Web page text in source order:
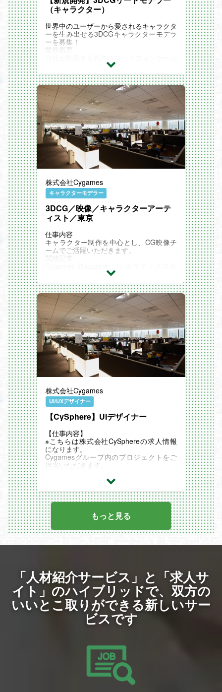
（キャラクター）
世界中のユーザーから愛されるキャラクタ
ーを生み出せる3DCGキャラクターモデラ
ーを募集！
業務概要
の3Dモデラーとして、キャラクターを中
心にモデリングや仕様決め、また、今回は
キャラクターモデルのクオリティ管理、外
部ラインの管理、および仕様策定・制作進
行管理などディレクション業務もお任せ致
します。
＜具体的な業務内容＞
外注・パートナー企業管理（メイン業務）
外部制作会社への発注、窓口対応、スケジ
ュール管理
納品された3Dモデルデータのクオリティ
チェック・フィードバック
3Dキャラクターモデルのディレクショ
キャラクターモデルの基礎設計（ポリゴン
数 / スケルトン構造 / シェーダーなどの策
定）
キャラクターのモデリング作業(メッシュ
編集、スキニング、テクスチャリング)
Unityでのマテリアル設定等の仕上げ作業
＜業務の魅力＞
新規開発中ゲームタイトルは3Dメイン開
発のため、3Dキャラクターモデラーはと
3Dチームには共通の意識として、“まだ他
社がやっていないような、アッと驚く最高
のグラフィックを作りたい”という思いが
あります。「モバイルゲームで、この表現
ができたら最高じゃない？」と夢を語りな
がら制作にあたれるのはとてもワクワクし
ますし、クリエイターとして刺激的な環境
で3D制作ができていると感じられる点が
魅力ポイントです。
そしてColoful Paletteには“ユーザーが求め
ているものはなにか”、“どうやってそれを
叶えていくか”ということをチーム全体で
考え、話し合いながらものづくりをしてい
く文化があるため、3Dチームでもゲーム
きますし、逆に他のチームから3Dの改善
案や要望をもらうこともあります。“3Dチ
ーム”という枠にとどまるのではなく、チ
ーム全体でゲームづくりをしている感覚が
味わえます。色々な意見が集まる中、Col
orful Paletteの3Dチームとしての軸を持
ち、より良い3D表現を追及することは難
しいですがとてもやりがいのある仕事で
す。
Colorful Paletteの仕事の一部を紹介する
「おしごとパレット」の記事
『3Dチーム：前例にとらわれず考え続
け、3Dで”最高の体験”を届ける仕事』
https://media.colorfulpalette.co.jp/n/nde71
ce17dc4a?magazine_key=m13ed137845
97
カラパレが大切にしている価値観 「意見
https://media.colorfulpalette.co.jp/m/mc9a
2dee63571
「CULTURE BOOK」
Colorful Paletteの文化や独自の取り組みを
紹介しています。
https://media.colorfulpalette.co.jp/m/m898
株式会社Cygames
キャラクターモデラー
3DCG／映像／キャラクターアーテ
ィスト／東京
仕事内容
キャラクター制作を中心とし、CG映像チ
ームでご活躍いただきます。
関連記事
の仕事とは？ ハイエンドCG映像を制作し
世界を目指す新組織【サイゲームス仕事百
科】
株式会社Cygames
UI/UXデザイナー
【CySphere】UIデザイナー
【仕事内容】
※こちらは株式会社CySphereの求人情報
になります。
Cygamesグループ内のプロジェクトをご
担当いただきます。
ら制作していただきます。
・UI/UXデザイナーとして、企画・画面設
計・UIデザインだけでなく、UIアニメーシ
ョンやモックアップを活用したUX提案ま
で、幅広くご担当いただきます。
【会社概要】
が集う開発会社です。
一人ひとりが高い専門性と責任感を持ち、
チームとして大規模なプロジェクトに挑戦
しています。
互いを尊重し、率直に意見を交わせるオー
プンな文化の中で、挑戦と成長を楽しめる
方を歓迎します。
もっと見る
「人材紹介サービス」と「求人サ
イト」のハイブリッドで、双方の
いいとこ取りができる新しいサー
ビスです